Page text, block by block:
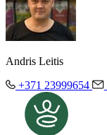
Andris Leitis
+371 23999654